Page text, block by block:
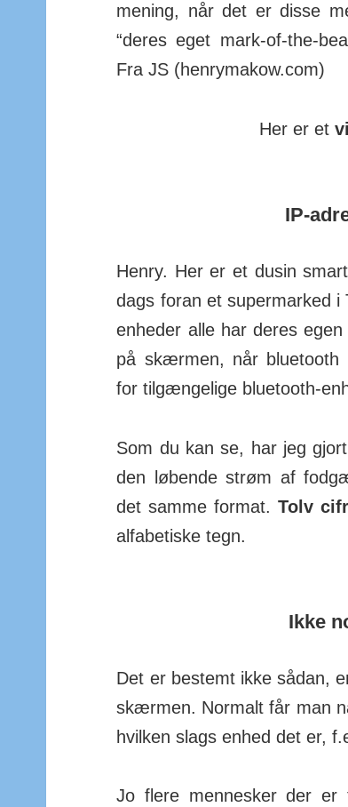
me­ning, når det er disse
“deres eget mark-of-the-
Fra JS (hen­ry­­ma­kow.com)
Her er et
IP-
Henry. Her er et dusin
dags foran et super­marked
en­heder alle har deres
på skærmen, når blue­tooth
for til­gæng­elige blue­tooth-
Som du kan se, har jeg
den løbende strøm af
det samme format.Tolv
alfa­be­tiske tegn.
Ikke
Det er bestemt ikke sådan,
skærmen. Normalt får man
hvilken slags enhed det er,
Jo flere mennesker der